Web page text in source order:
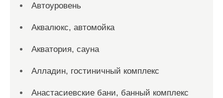
Автоуровень
Аквалюкс, автомойка
Акватория, сауна
Алладин, гостиничный комплекс
Анастасиевские бани, банный комплекс